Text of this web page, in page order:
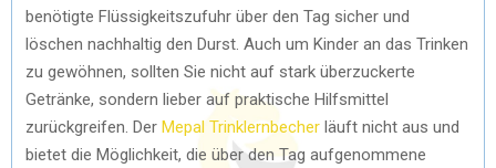
benötigte Flüssigkeitszufuhr über den Tag sicher und
löschen nachhaltig den Durst. Auch um Kinder an das Trinken
zu gewöhnen, sollten Sie nicht auf stark überzuckerte
Getränke, sondern lieber auf praktische Hilfsmittel
zurückgreifen. Der Mepal Trinklernbecher läuft nicht aus und
bietet die Möglichkeit, die über den Tag aufgenommene